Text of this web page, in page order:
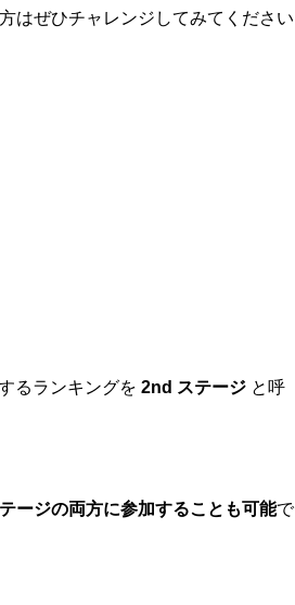
はぜひチャレンジしてみてください
るランキングを 2nd ステージ と呼
ージの両方に参加することも可能で